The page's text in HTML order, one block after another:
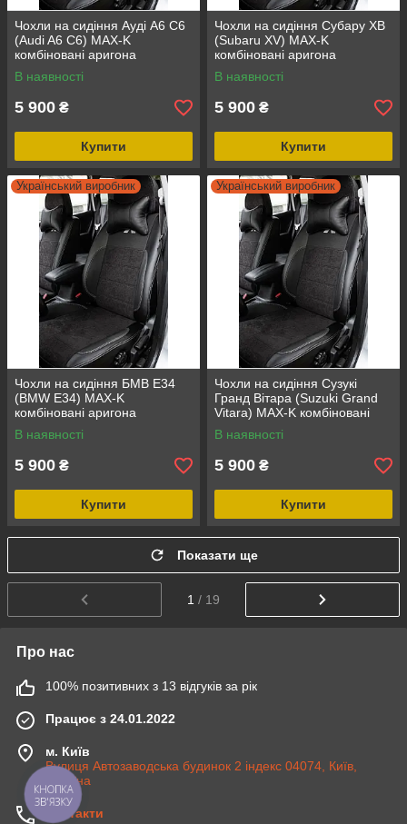
Чохли на сидіння Ауді А6 С6
(Audi A6 C6) MAX-K
комбіновані аригона
алькантара
В наявності
5 900 ₴
Купити
Чохли на сидіння Субару ХВ
(Subaru XV) MAX-K
комбіновані аригона
алькантара
В наявності
5 900 ₴
Купити
Український виробник
Чохли на сидіння БМВ Е34
(BMW E34) MAX-K
комбіновані аригона
алькантара
В наявності
5 900 ₴
Купити
Український виробник
Чохли на сидіння Сузукі
Гранд Вітара (Suzuki Grand
Vitara) MAX-K комбіновані
аригона алькантара
В наявності
5 900 ₴
Купити
Показати ще
1 / 19
Про нас
100% позитивних з 13 відгуків за рік
Працює з 24.01.2022
м. Київ
Вулиця Автозаводська будинок 2 індекс 04074, Київ,
Україна
Контакти
КНОПКА
ЗВ'ЯЗКУ